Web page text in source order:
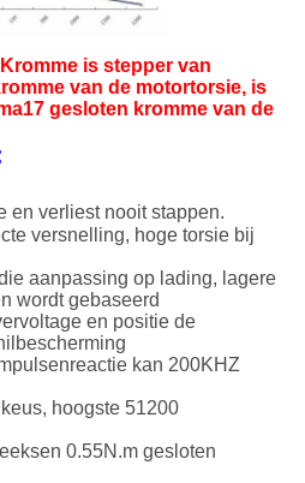
is stepper van
van de motortorsie, is
gesloten kromme van de
en verliest nooit stappen.
versnelling, hoge torsie bij
aanpassing op lading, lagere
wordt gebaseerd
en positie de
kan 200KHZ
hoogste 51200
0.55N.m gesloten